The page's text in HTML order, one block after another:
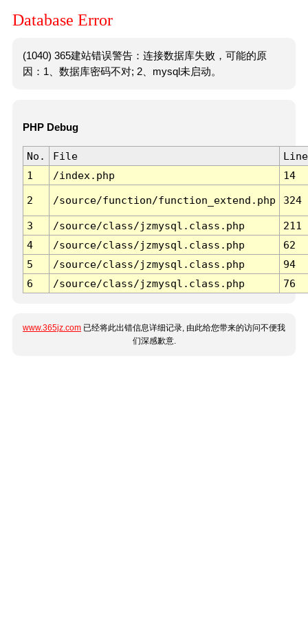
Database Error
(1040) 365建站错误警告：连接数据库失败，可能的原
因：1、数据库密码不对; 2、mysql未启动。
PHP Debug
No. File
Line
1
/index.php 14
2 /source/function/function_extend.php 324
3 /source/class/jzmysql.class.php
211
4
/source/class/jzmysql.class.php
62
5
/source/class/jzmysql.class.php
94
6
/source/class/jzmysql.class.php 76
www.365jz.com 已经将此出错信息详细记录, 由此给您带来的访问不便我
们深感歉意.